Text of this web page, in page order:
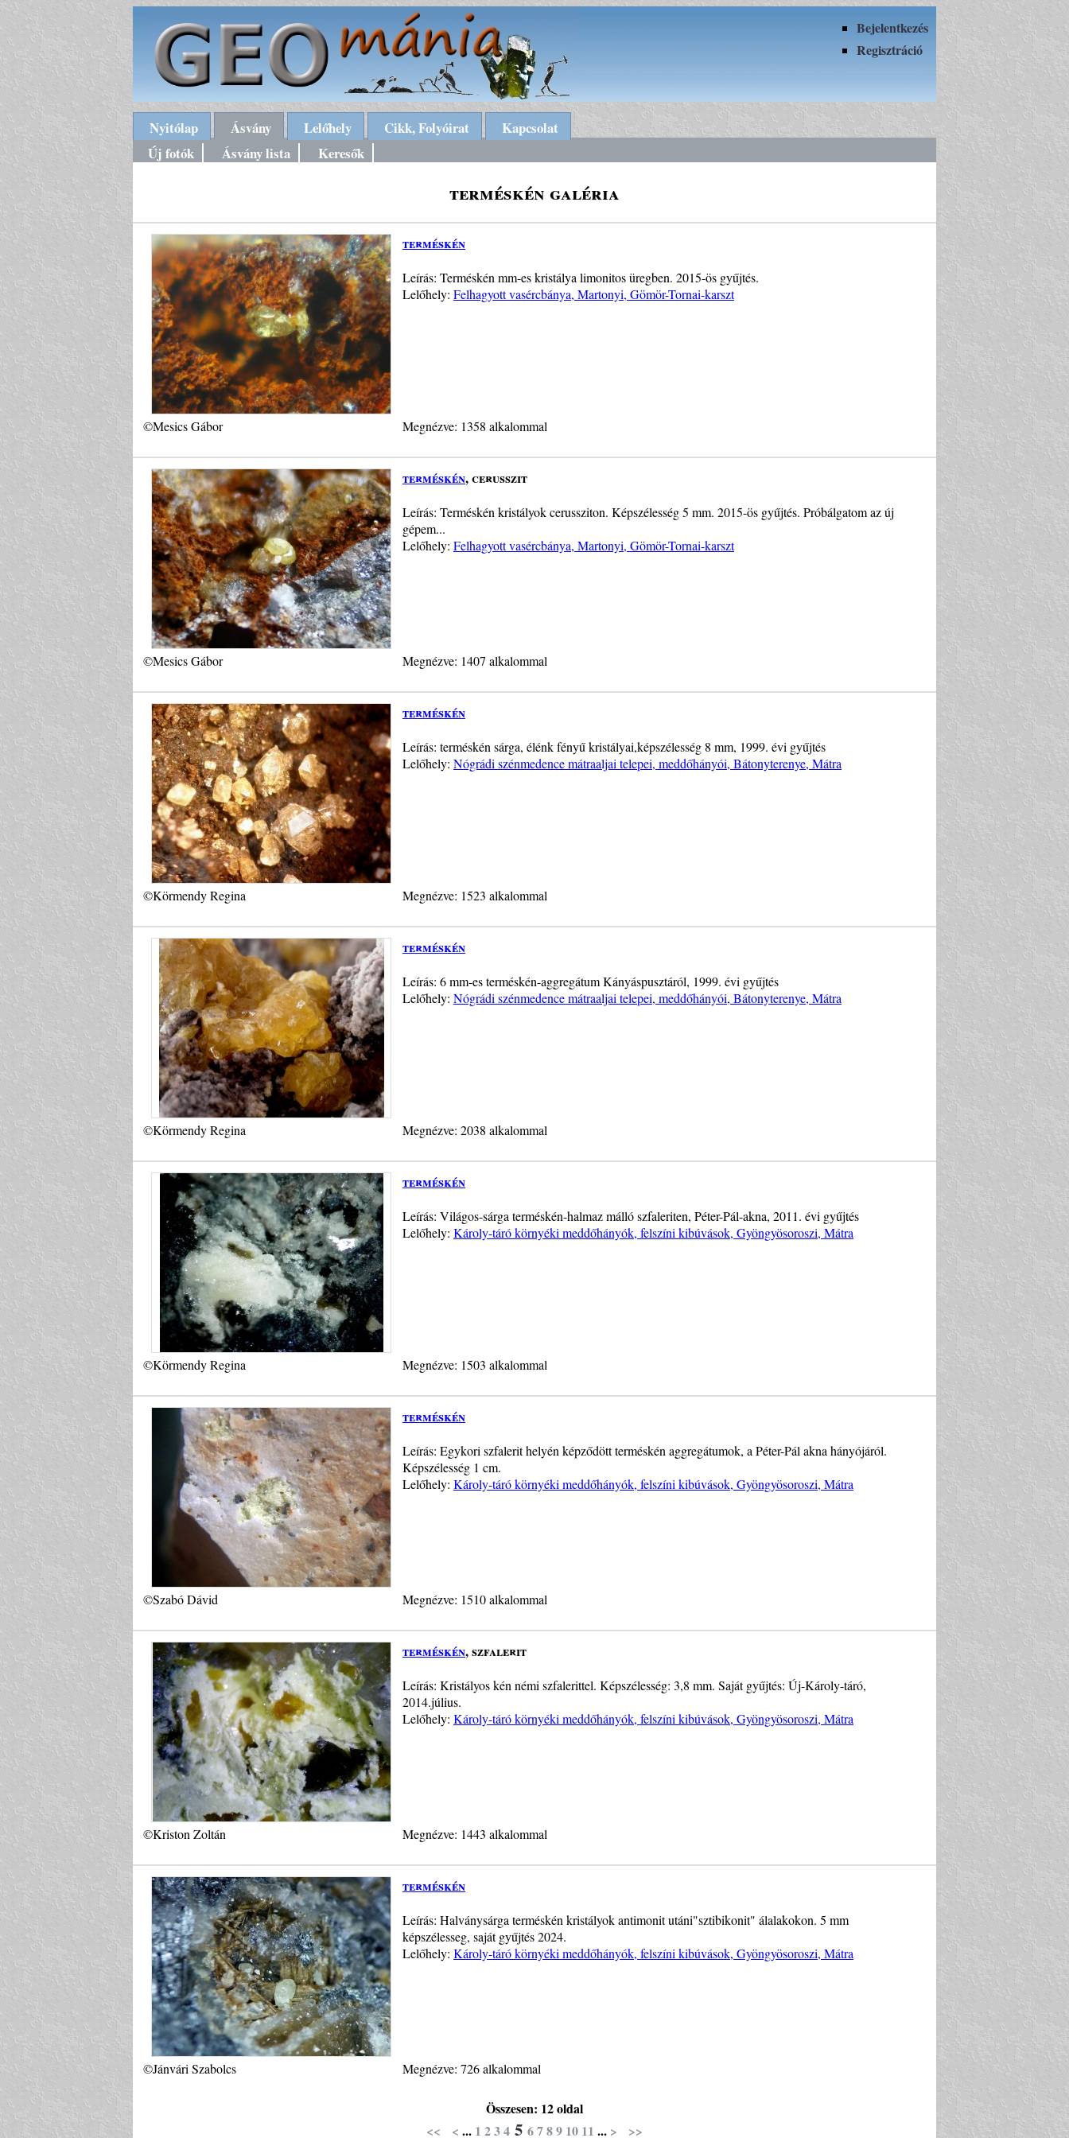
Bejelentkezés
Regisztráció
Nyitólap Ásvány Lelőhely Cikk, Folyóirat
Kapcsolat
Új fotók
Ásvány lista Keresők
terméskén galéria
terméskén
Leírás: Terméskén mm-es kristálya limonitos üregben. 2015-ös gyűjtés.
Lelőhely: Felhagyott vasércbánya, Martonyi, Gömör-Tornai-karszt
©Mesics Gábor Megnézve: 1358 alkalommal
terméskén, cerusszit
Leírás: Terméskén kristályok cerussziton. Képszélesség 5 mm. 2015-ös gyűjtés. Próbálgatom az új
gépem...
Lelőhely: Felhagyott vasércbánya, Martonyi, Gömör-Tornai-karszt
©Mesics Gábor Megnézve: 1407 alkalommal
terméskén
Leírás: terméskén sárga, élénk fényű kristályai,képszélesség 8 mm, 1999. évi gyűjtés
Lelőhely: Nógrádi szénmedence mátraaljai telepei, meddőhányói, Bátonyterenye, Mátra
©Körmendy Regina Megnézve: 1523 alkalommal
terméskén
Leírás: 6 mm-es terméskén-aggregátum Kányáspusztáról, 1999. évi gyűjtés
Lelőhely: Nógrádi szénmedence mátraaljai telepei, meddőhányói, Bátonyterenye, Mátra
©Körmendy Regina Megnézve: 2038 alkalommal
terméskén
Leírás: Világos-sárga terméskén-halmaz málló szfaleriten, Péter-Pál-akna, 2011. évi gyűjtés
Lelőhely: Károly-táró környéki meddőhányók, felszíni kibúvások, Gyöngyösoroszi, Mátra
©Körmendy Regina Megnézve: 1503 alkalommal
terméskén
Leírás: Egykori szfalerit helyén képződött terméskén aggregátumok, a Péter-Pál akna hányójáról.
Képszélesség 1 cm.
Lelőhely: Károly-táró környéki meddőhányók, felszíni kibúvások, Gyöngyösoroszi, Mátra
©Szabó Dávid Megnézve: 1510 alkalommal
terméskén, szfalerit
Leírás: Kristályos kén némi szfalerittel. Képszélesség: 3,8 mm. Saját gyűjtés: Új-Károly-táró,
2014.július.
Lelőhely: Károly-táró környéki meddőhányók, felszíni kibúvások, Gyöngyösoroszi, Mátra
©Kriston Zoltán Megnézve: 1443 alkalommal
terméskén
Leírás: Halványsárga terméskén kristályok antimonit utáni"sztibikonit" álalakokon. 5 mm
képszélesseg, saját gyűjtés 2024.
Lelőhely: Károly-táró környéki meddőhányók, felszíni kibúvások, Gyöngyösoroszi, Mátra
©Jánvári Szabolcs Megnézve: 726 alkalommal
Összesen: 12 oldal
<<
< ... 1 234 5 6789 10 11 ... > >>